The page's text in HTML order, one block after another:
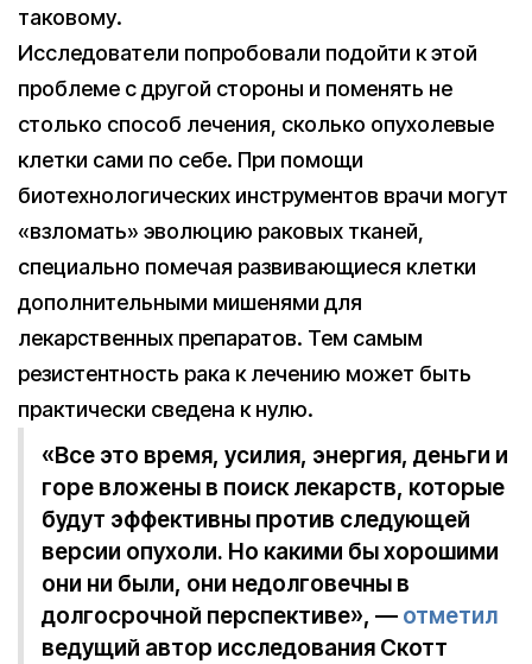
таковому.
Исследователи попробовали подойти к этой
проблеме с другой стороны и поменять не
столько способ лечения, сколько опухолевые
клетки сами по себе. При помощи
биотехнологических инструментов врачи могут
«взломать» эволюцию раковых тканей,
специально помечая развивающиеся клетки
дополнительными мишенями для
лекарственных препаратов. Тем самым
резистентность рака к лечению может быть
практически сведена к нулю.
«Все это время, усилия, энергия, деньги и
горе вложены в поиск лекарств, которые
будут эффективны против следующей
версии опухоли. Но какими бы хорошими
они ни были, они недолговечны в
долгосрочной перспективе», — отметил
ведущий автор исследования Скотт